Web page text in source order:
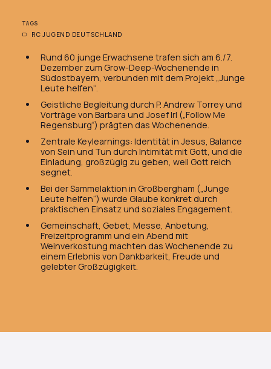
TAGS
RC JUGEND DEUTSCHLAND
Rund 60 junge Erwachsene trafen sich am 6./7.
Dezember zum Grow-Deep-Wochenende in
Südostbayern, verbunden mit dem Projekt „Junge
Leute helfen“.
Geistliche Begleitung durch P. Andrew Torrey und
Vorträge von Barbara und Josef Irl („Follow Me
Regensburg“) prägten das Wochenende.
Zentrale Keylearnings: Identität in Jesus, Balance
von Sein und Tun durch Intimität mit Gott, und die
Einladung, großzügig zu geben, weil Gott reich
segnet.
Bei der Sammelaktion in Großbergham („Junge
Leute helfen“) wurde Glaube konkret durch
praktischen Einsatz und soziales Engagement.
Gemeinschaft, Gebet, Messe, Anbetung,
Freizeitprogramm und ein Abend mit
Weinverkostung machten das Wochenende zu
einem Erlebnis von Dankbarkeit, Freude und
gelebter Großzügigkeit.